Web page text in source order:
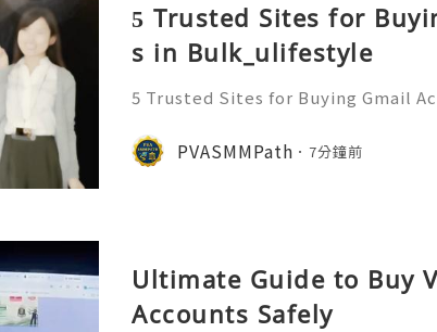
5 Trusted Sites for
s in Bulk_ulifestyle
5 Trusted Sites for Buying Gmail
ply/Contact ╰┈➤➤WhatsApp:+1
gram: @Pvasmmpath Learn how
PVASMMPath 7分鐘前
Ultimate Guide to Buy
Accounts Safely